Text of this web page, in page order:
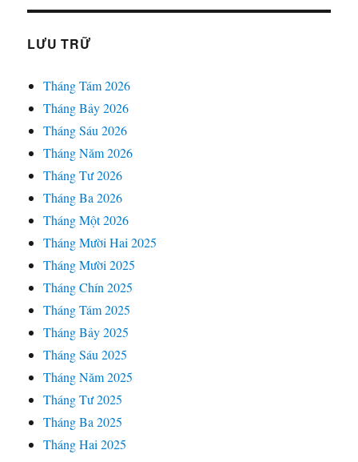
LƯU TRỮ
Tháng Tám 2026
Tháng Bảy 2026
Tháng Sáu 2026
Tháng Năm 2026
Tháng Tư 2026
Tháng Ba 2026
Tháng Một 2026
Tháng Mười Hai 2025
Tháng Mười 2025
Tháng Chín 2025
Tháng Tám 2025
Tháng Bảy 2025
Tháng Sáu 2025
Tháng Năm 2025
Tháng Tư 2025
Tháng Ba 2025
Tháng Hai 2025